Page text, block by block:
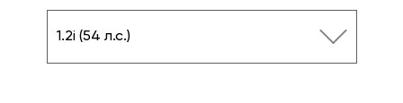
1.2i (54 л.с.)